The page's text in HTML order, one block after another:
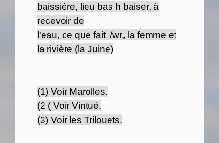
baissière, lieu bas h baiser, à
recevoir de
l'eau, ce que fait '/wr„ la femme et
la rivière (la Juine)
(1) Voir Marolles.
(2 ( Voir Vintué.
(3) Voir les Trilouets.